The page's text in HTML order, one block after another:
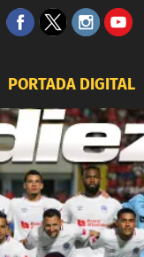
PORTADA DIGITAL